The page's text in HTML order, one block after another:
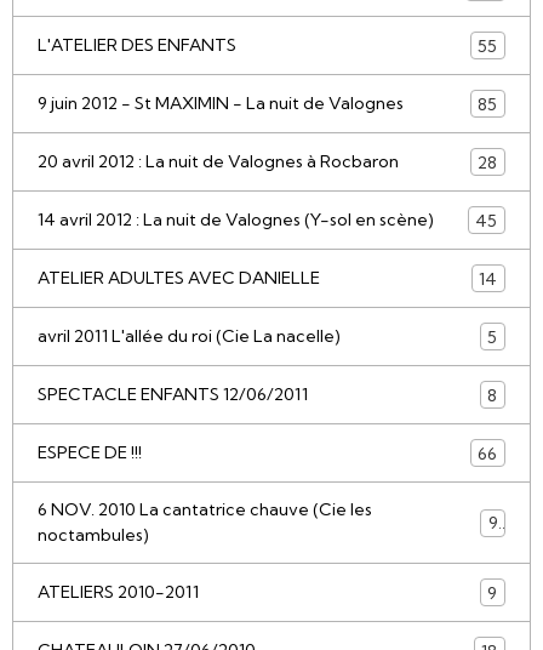
L'ATELIER DES ENFANTS 55
9 juin 2012 - St MAXIMIN - La nuit de Valognes 85
20 avril 2012 : La nuit de Valognes à Rocbaron 28
14 avril 2012 : La nuit de Valognes (Y-sol en scène) 45
ATELIER ADULTES AVEC DANIELLE 14
avril 2011 L'allée du roi (Cie La nacelle) 5
SPECTACLE ENFANTS 12/06/2011 8
ESPECE DE !!! 66
6 NOV. 2010 La cantatrice chauve (Cie les
noctambules)
9
ATELIERS 2010-2011 9